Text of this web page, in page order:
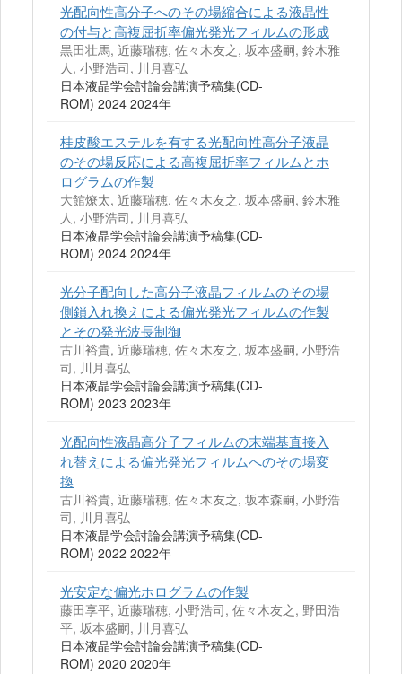
光配向性高分子へのその場縮合による液晶性
の付与と高複屈折率偏光発光フィルムの形成
黒田壮馬, 近藤瑞穂, 佐々木友之, 坂本盛嗣, 鈴木雅
人, 小野浩司, 川月喜弘
日本液晶学会討論会講演予稿集(CD-
ROM) 2024 2024年
桂皮酸エステルを有する光配向性高分子液晶
のその場反応による高複屈折率フィルムとホ
ログラムの作製
大館燎太, 近藤瑞穂, 佐々木友之, 坂本盛嗣, 鈴木雅
人, 小野浩司, 川月喜弘
日本液晶学会討論会講演予稿集(CD-
ROM) 2024 2024年
光分子配向した高分子液晶フィルムのその場
側鎖入れ換えによる偏光発光フィルムの作製
とその発光波長制御
古川裕貴, 近藤瑞穂, 佐々木友之, 坂本盛嗣, 小野浩
司, 川月喜弘
日本液晶学会討論会講演予稿集(CD-
ROM) 2023 2023年
光配向性液晶高分子フィルムの末端基直接入
れ替えによる偏光発光フィルムへのその場変
換
古川裕貴, 近藤瑞穂, 佐々木友之, 坂本森嗣, 小野浩
司, 川月喜弘
日本液晶学会討論会講演予稿集(CD-
ROM) 2022 2022年
光安定な偏光ホログラムの作製
藤田享平, 近藤瑞穂, 小野浩司, 佐々木友之, 野田浩
平, 坂本盛嗣, 川月喜弘
日本液晶学会討論会講演予稿集(CD-
ROM) 2020 2020年